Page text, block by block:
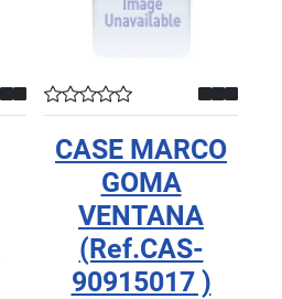
CASE MARCO
GOMA
VENTANA
(Ref.CAS-
90915017 )